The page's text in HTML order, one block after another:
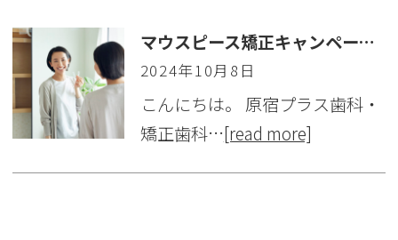
マウスピース矯正キャンペーン中です！
2024年10月8日
こんにちは。 原宿プラス歯科・
矯正歯科…[read more]